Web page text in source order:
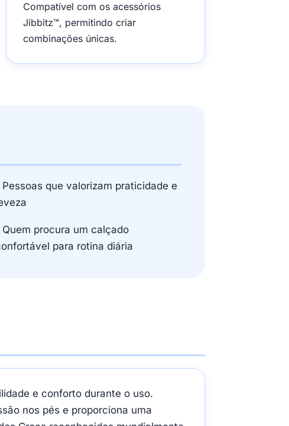
Compatível com os acessórios
Jibbitz™, permitindo criar
combinações únicas.
Pessoas que valorizam praticidade e
Quem procura um calçado
para rotina diária
e conforto durante o uso.
nos pés e proporciona uma